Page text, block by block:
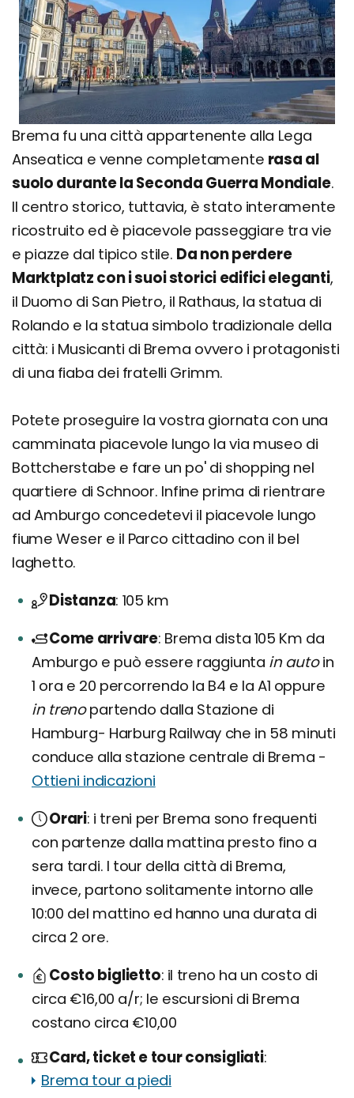
Brema fu una città appartenente alla Lega
Anseatica e venne completamente rasa al
suolo durante la Seconda Guerra Mondiale.
Il centro storico, tuttavia, è stato interamente
ricostruito ed è piacevole passeggiare tra vie
e piazze dal tipico stile. Da non perdere
Marktplatz con i suoi storici edifici eleganti,
il Duomo di San Pietro, il Rathaus, la statua di
Rolando e la statua simbolo tradizionale della
città: i Musicanti di Brema ovvero i protagonisti
di una fiaba dei fratelli Grimm.
Potete proseguire la vostra giornata con una
camminata piacevole lungo la via museo di
Bottcherstabe e fare un po' di shopping nel
quartiere di Schnoor. Infine prima di rientrare
ad Amburgo concedetevi il piacevole lungo
fiume Weser e il Parco cittadino con il bel
laghetto.
Distanza 105 km
Come arrivare Brema dista 105 Km da
Amburgo e può essere raggiunta in autoin
1 ora e 20 percorrendo la B4 e la A1 oppure
in trenopartendo dalla Stazione di
Hamburg- Harburg Railway che in 58 minuti
conduce alla stazione centrale di Brema -
Ottieni indicazioni
Orari i treni per Brema sono frequenti
con partenze dalla mattina presto fino a
sera tardi. I tour della città di Brema,
invece, partono solitamente intorno alle
10:00 del mattino ed hanno una durata di
circa 2 ore.
Costo biglietto il treno ha un costo di
circa €16,00 a/r; le escursioni di Brema
costano circa €10,00
Card, ticket e tour consigliati
Brema tour a piedi